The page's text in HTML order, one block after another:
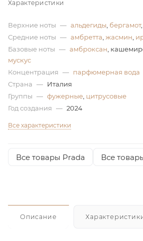
Характеристики
Верхние ноты — альдегиды бергамот,
Средние ноты — амбретта жасмин
Базовые ноты — амброксан ,
мускус
Концентрация — парфюмерная вода
Страна — Италия
Группы — фужерные цитрусовые
Год создания — 2024
Все характеристики
Все товары Prada Все
Описание